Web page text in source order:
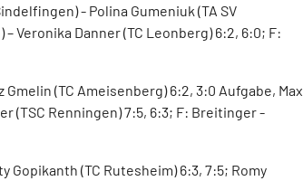
- Polina Gumeniuk (TA SV
Veronika Danner (TC Leonberg) 6:2, 6:0; F:
(TC Ameisenberg) 6:2, 3:0 Aufgabe, Max
(TSC Renningen) 7:5, 6:3; F: Breitinger -
Gopikanth (TC Rutesheim) 6:3, 7:5; Romy